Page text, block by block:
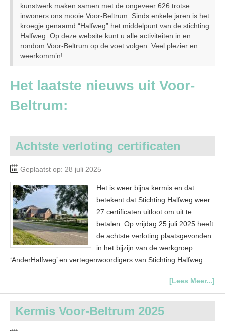
kunstwerk maken samen met de ongeveer 626 trotse
inwoners ons mooie Voor-Beltrum. Sinds enkele jaren is het
kroegje genaamd “Halfweg” het middelpunt van de stichting
Halfweg. Op deze website kunt u alle activiteiten in en
rondom Voor-Beltrum op de voet volgen. Veel plezier en
weerkomm’n!
Het laatste nieuws uit Voor-
Beltrum:
Achtste verloting certificaten
Geplaatst op: 28 juli 2025
Het is weer bijna kermis en dat
betekent dat Stichting Halfweg weer
27 certificaten uitloot om uit te
betalen. Op vrijdag 25 juli 2025 heeft
de achtste verloting plaatsgevonden
in het bijzijn van de werkgroep
‘AnderHalfweg’ en vertegenwoordigers van Stichting Halfweg.
[Lees Meer...]
Kermis Voor-Beltrum 2025